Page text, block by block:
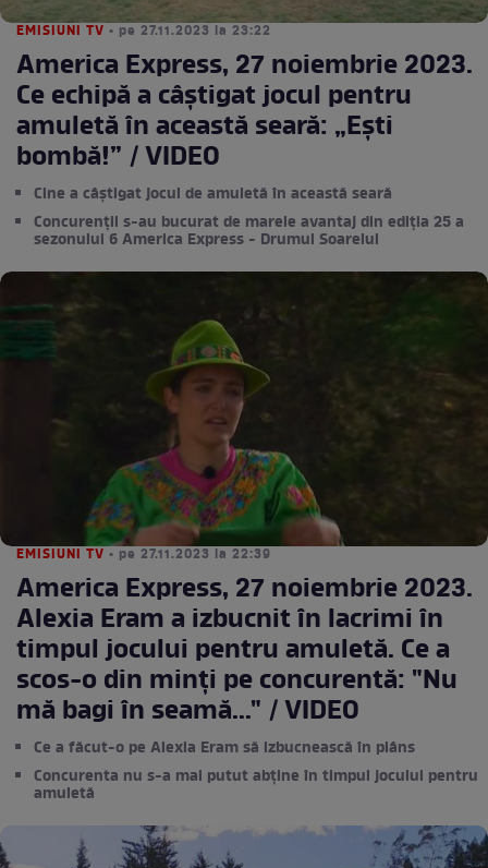
EMISIUNI TV • pe 27.11.2023 la 23:22
America Express, 27 noiembrie 2023.
Ce echipă a câștigat jocul pentru
amuletă în această seară: „Ești
bombă!” / VIDEO
Cine a câștigat jocul de amuletă în această seară
Concurenții s-au bucurat de marele avantaj din ediția 25 a
sezonului 6 America Express - Drumul Soarelui
EMISIUNI TV • pe 27.11.2023 la 22:39
America Express, 27 noiembrie 2023.
Alexia Eram a izbucnit în lacrimi în
timpul jocului pentru amuletă. Ce a
scos-o din minți pe concurentă: "Nu
mă bagi în seamă..." / VIDEO
Ce a făcut-o pe Alexia Eram să izbucnească în plâns
Concurenta nu s-a mai putut abține în timpul jocului pentru
amuletă